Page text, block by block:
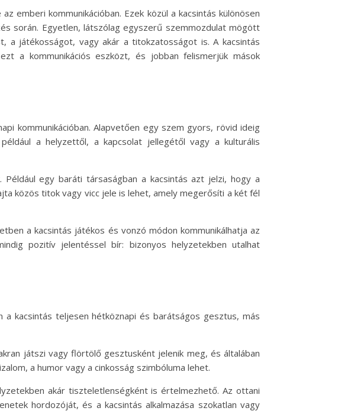
kommunikációban. Ezek közül a kacsintás különösen
során. Egyetlen, látszólag egyszerű szemmozdulat mögött
a játékosságot, vagy akár a titokzatosságot is. A kacsintás
a kommunikációs eszközt, és jobban felismerjük mások
kommunikációban. Alapvetően egy szem gyors, rövid ideig
a helyzettől, a kapcsolat jellegétől vagy a kulturális
egy baráti társaságban a kacsintás azt jelzi, hogy a
közös titok vagy vicc jele is lehet, amely megerősíti a két fél
a kacsintás játékos és vonzó módon kommunikálhatja az
pozitív jelentéssel bír: bizonyos helyzetekben utalhat
kacsintás teljesen hétköznapi és barátságos gesztus, más
játszi vagy flörtölő gesztusként jelenik meg, és általában
a humor vagy a cinkosság szimbóluma lehet.
akár tiszteletlenségként is értelmezhető. Az ottani
hordozóját, és a kacsintás alkalmazása szokatlan vagy